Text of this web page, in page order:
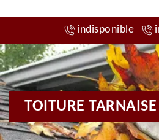
indisponible
TOITURE TARNAISE